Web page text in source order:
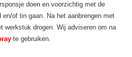
doen en voorzichtig met de
of tin gaan. Na het aanbrengen met
werkstuk drogen. Wij adviseren om na
te gebruiken.